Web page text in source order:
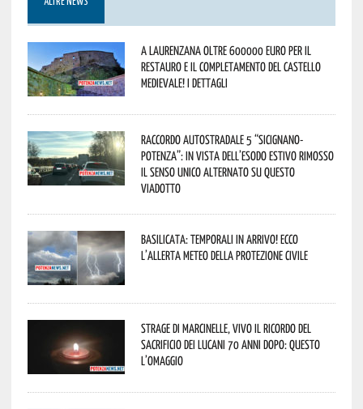
ALTRE NEWS
A Laurenzana oltre 600000 euro per il
restauro e il completamento del Castello
Medievale! I dettagli
Raccordo Autostradale 5 “Sicignano-
Potenza”: in vista dell’esodo estivo rimosso
il senso unico alternato su questo
viadotto
Basilicata: temporali in arrivo! Ecco
l’allerta meteo della Protezione civile
Strage di Marcinelle, vivo il ricordo del
sacrificio dei lucani 70 anni dopo: questo
l’omaggio